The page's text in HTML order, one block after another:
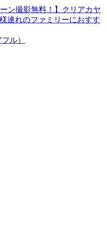
ーン撮影無料！】クリアカヤ
連れのファミリーにおすす
ル）